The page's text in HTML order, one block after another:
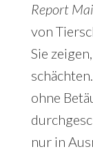
Report
von
Sie
ohne
nur in